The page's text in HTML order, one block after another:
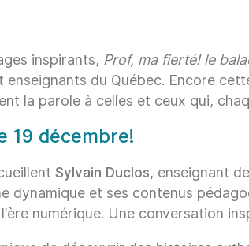
inspirants, Prof, ma fierté! le
enseignants du Québec. Encore
la parole à celles et ceux qui,
19 décembre!
Sylvain Duclos, enseignant
dynamique et ses contenus
numérique. Une conversation